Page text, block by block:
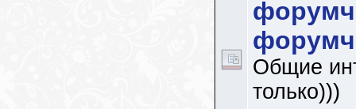
Общие
только)))